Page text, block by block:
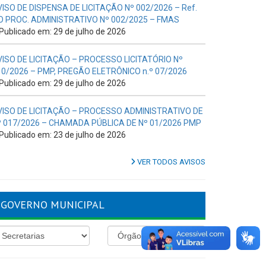
DE DISPENSA DE LICITAÇÃO Nº 002/2026 – Ref.
PROC. ADMINISTRATIVO Nº 002/2025 – FMAS
Publicado em: 29 de julho de 2026
DE LICITAÇÃO – PROCESSO LICITATÓRIO Nº
2026 – PMP, PREGÃO ELETRÔNICO n.º 07/2026
Publicado em: 29 de julho de 2026
DE LICITAÇÃO – PROCESSO ADMINISTRATIVO DE
017/2026 – CHAMADA PÚBLICA DE Nº 01/2026 PMP
Publicado em: 23 de julho de 2026
VER TODOS AVISOS
GOVERNO MUNICIPAL